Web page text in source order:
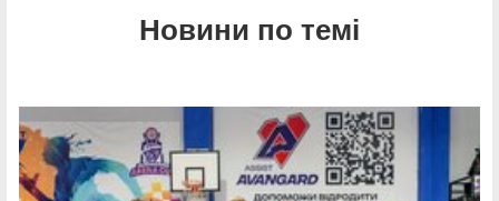
Новини по темі